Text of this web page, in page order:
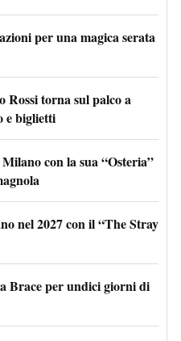
per una magica serata
Rossi torna sul palco a
e biglietti
con la sua “Osteria”
nel 2027 con il “The Stray
Brace per undici giorni di